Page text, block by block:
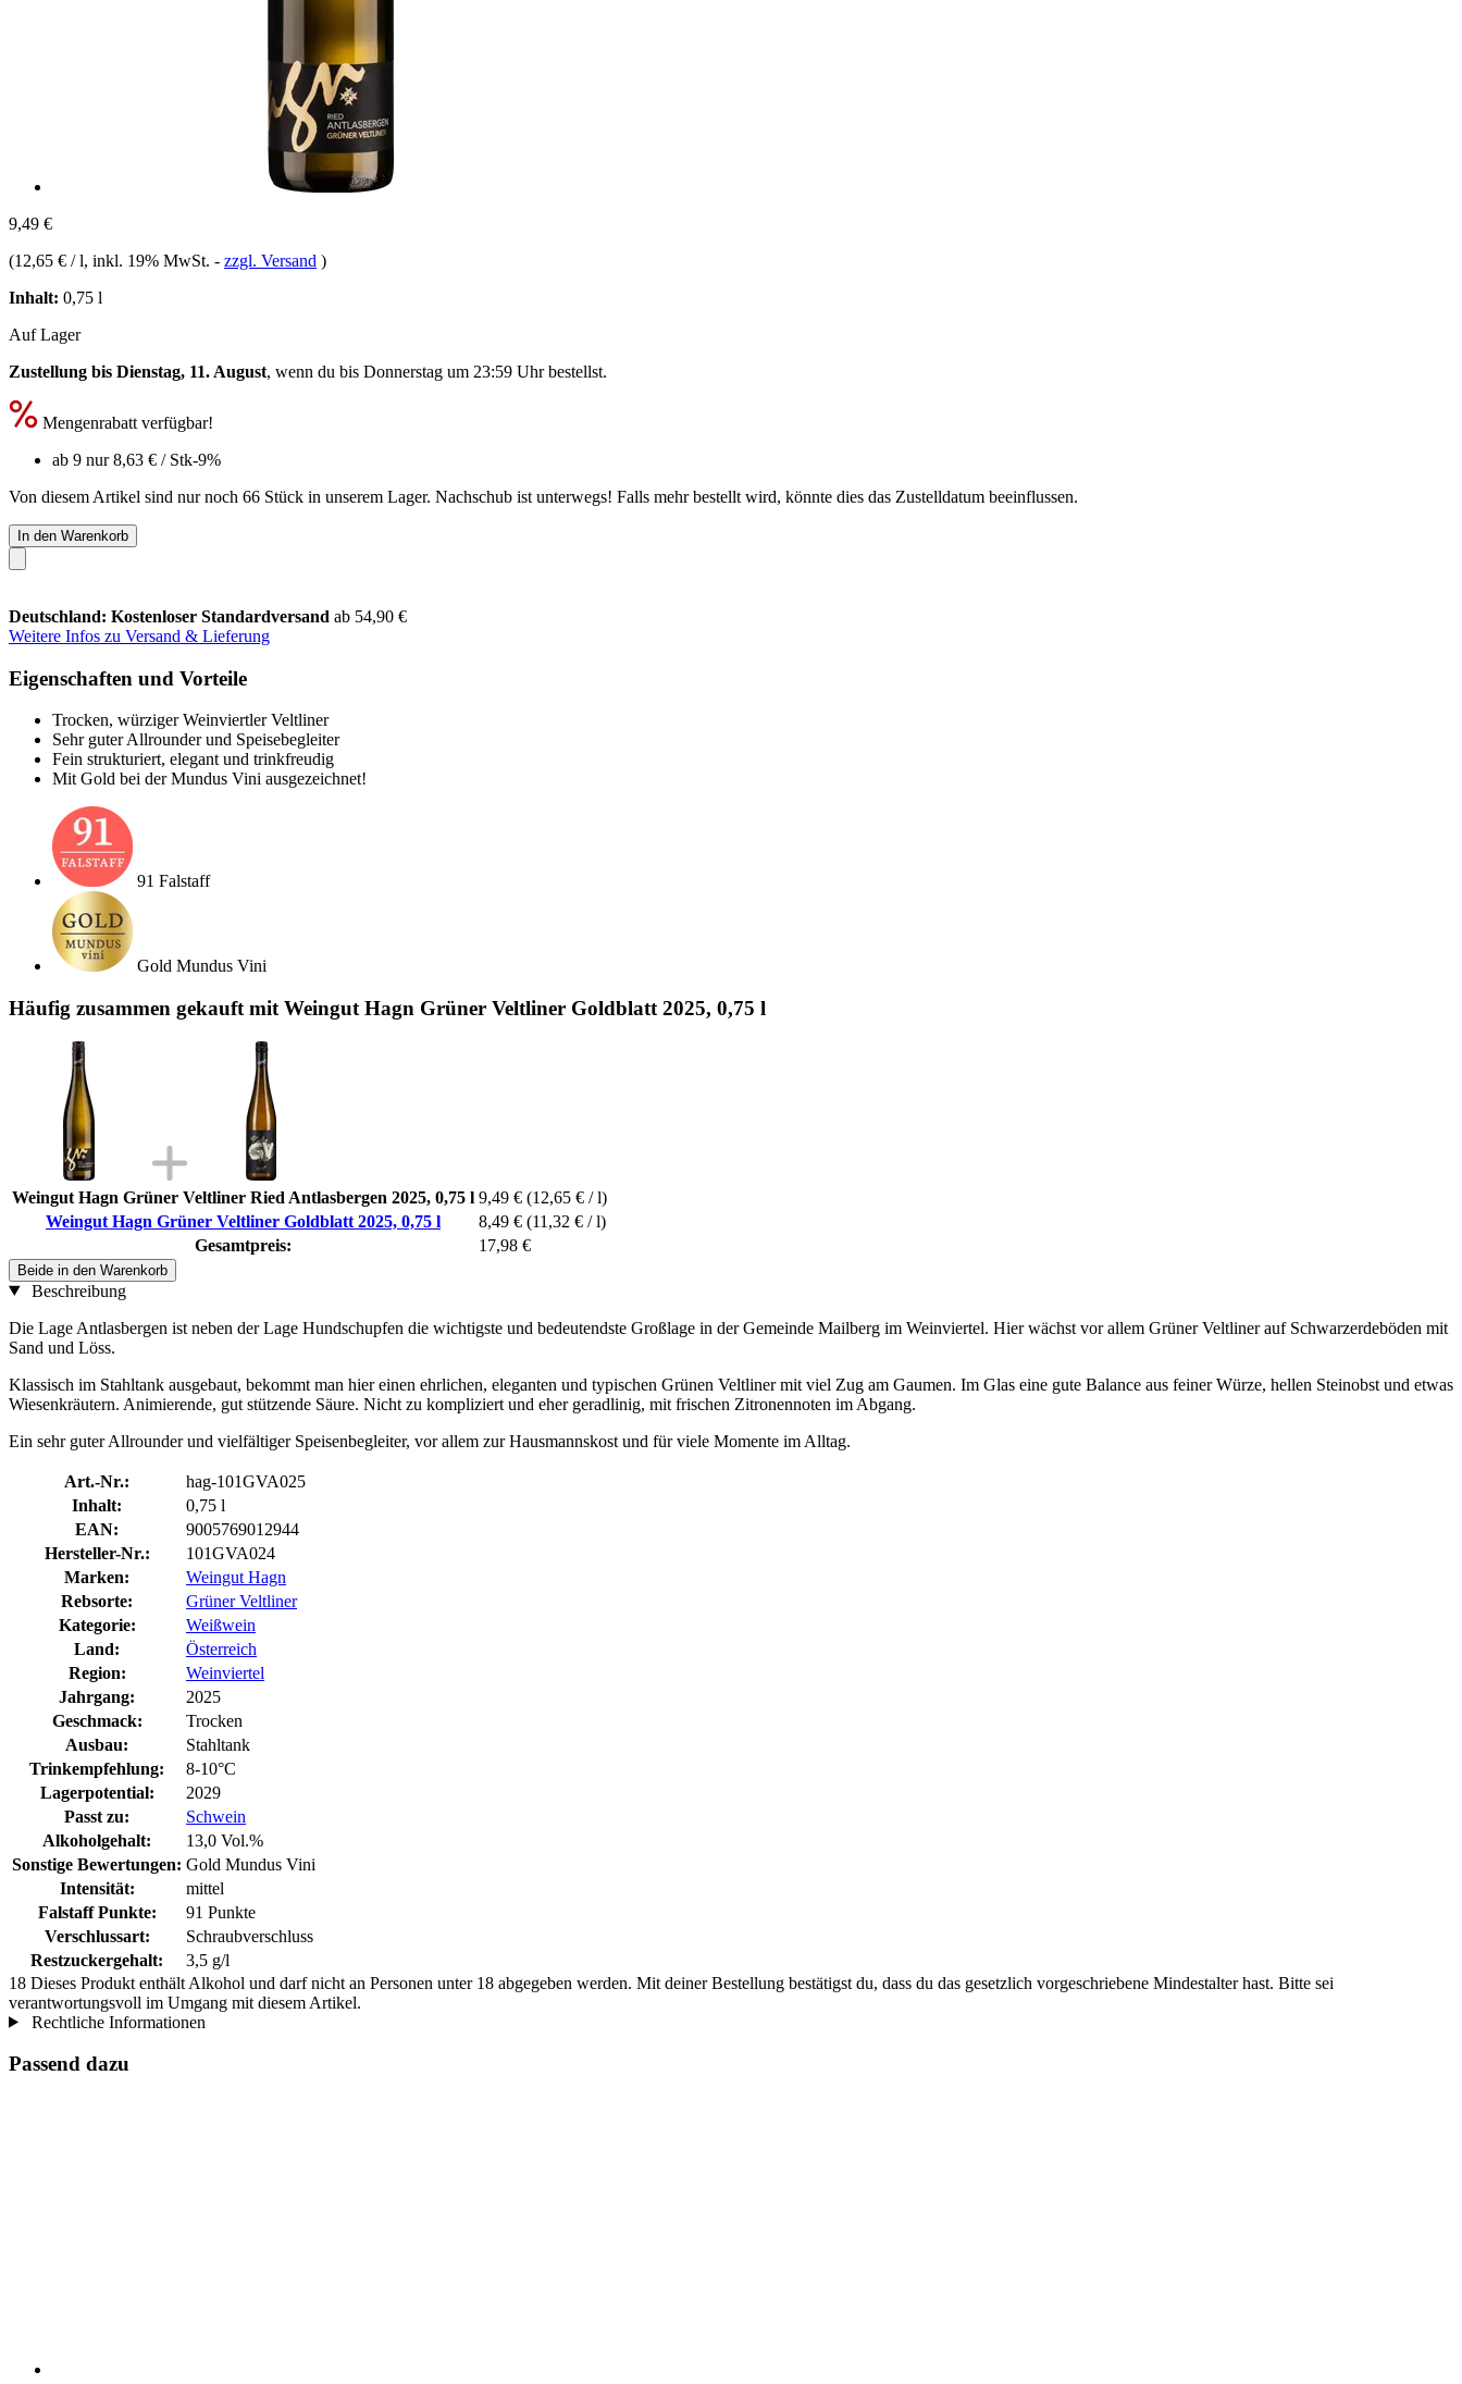
9,49 €
(12,65 € / l, inkl. 19% MwSt. - zzgl. Versand )
Inhalt: 0,75 l
Auf Lager
Zustellung bis Dienstag, 11. August, wenn du bis Donnerstag um 23:59 Uhrbestellst.
Mengenrabatt verfügbar!
ab 9 nur8,63 € / Stk-9%
Von diesem Artikel sind nur noch 66 Stück in unserem Lager. Nachschub ist unterwegs! Falls mehr bestellt wird, könnte dies das Zustelldatum beeinflussen.
In den Warenkorb
Deutschland: Kostenloser Standardversand ab 54,90 €
Weitere Infos zu Versand & Lieferung
Eigenschaften und Vorteile
Trocken, würziger Weinviertler Veltliner
Sehr guter Allrounder und Speisebegleiter
Fein strukturiert, elegant und trinkfreudig
Mit Gold bei der Mundus Vini ausgezeichnet!
91 Falstaff
Gold Mundus Vini
Häufig zusammen gekauft mit Weingut Hagn Grüner Veltliner Goldblatt 2025, 0,75 l
Weingut Hagn Grüner Veltliner Ried Antlasbergen 2025, 0,75 l 9,49 € (12,65 € / l)
Weingut Hagn Grüner Veltliner Goldblatt 2025, 0,75 l
8,49 € (11,32 € / l)
Gesamtpreis:
17,98 €
Beide in den Warenkorb
Beschreibung
Die Lage Antlasbergen ist neben der Lage Hundschupfen die wichtigste und bedeutendste Großlage in der Gemeinde Mailberg im Weinviertel. Hier wächst vor allem Grüner Veltliner auf Schwarzerdeböden mit
Sand und Löss.
Klassisch im Stahltank ausgebaut, bekommt man hier einen ehrlichen, eleganten und typischen Grünen Veltliner mit viel Zug am Gaumen. Im Glas eine gute Balance aus feiner Würze, hellen Steinobst und etwas
Wiesenkräutern. Animierende, gut stützende Säure. Nicht zu kompliziert und eher geradlinig, mit frischen Zitronennoten im Abgang.
Ein sehr guter Allrounder und vielfältiger Speisenbegleiter, vor allem zur Hausmannskost und für viele Momente im Alltag.
Art.-Nr.:
hag-101GVA025
Inhalt:
0,75 l
EAN:
9005769012944
Hersteller-Nr.:
101GVA024
Marken:
Weingut Hagn
Rebsorte:
Grüner Veltliner
Kategorie:
Weißwein
Land:
Österreich
Region:
Weinviertel
Jahrgang:
2025
Geschmack:
Trocken
Ausbau:
Stahltank
Trinkempfehlung:
8-10°C
Lagerpotential:
2029
Passt zu:
Schwein
Alkoholgehalt:
13,0 Vol.%
Sonstige Bewertungen: Gold Mundus Vini
Intensität:
mittel
Falstaff Punkte:
91 Punkte
Verschlussart:
Schraubverschluss
Restzuckergehalt:
3,5 g/l
18 Dieses Produkt enthält Alkohol und darf nicht an Personen unter 18 abgegeben werden. Mit deiner Bestellung bestätigst du, dass du das gesetzlich vorgeschriebene Mindestalter hast. Bitte sei
verantwortungsvoll im Umgang mit diesem Artikel.
Rechtliche Informationen
Passend dazu